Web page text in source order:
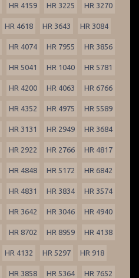
HR 4159 HR 3225 HR 3270
HR 4618 HR 3643 HR 3084
HR 4074 HR 7955 HR 3856
HR 5041 HR 1040 HR 5781
HR 4200 HR 4063 HR 6766
HR 4352 HR 4975 HR 5589
HR 3131 HR 2949 HR 3684
HR 2922 HR 2766 HR 4817
HR 4848 HR 5172 HR 6842
HR 4831 HR 3834 HR 3574
HR 3642 HR 3046 HR 4940
HR 8702 HR 8959 HR 4138
HR 4132 HR 5297 HR 918
HR 3858 HR 5364 HR 7652